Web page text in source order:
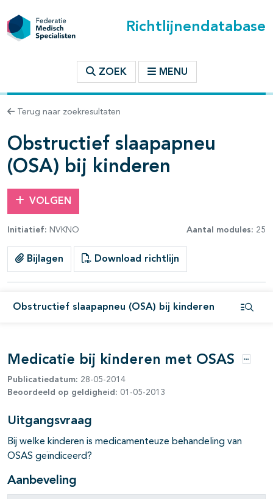
Richtlijnendatabase
ZOEK MENU
Terug naar zoekresultaten
Obstructief slaapapneu
(OSA) bij kinderen
VOLGEN
Initiatief: NVKNO Aantal modules: 25
Bijlagen Download richtlijn
Obstructief slaapapneu (OSA) bij kinderen
binnen deze richtlijn
open- en dichtklappen
open- en dichtklappen
open- en dichtklappen
Medicatie bij kinderen met OSAS Opties
Publicatiedatum: 28-05-2014
Beoordeeld op geldigheid: 01-05-2013
Uitgangsvraag
Bij welke kinderen is medicamenteuze behandeling van
OSAS geïndiceerd?
Aanbeveling